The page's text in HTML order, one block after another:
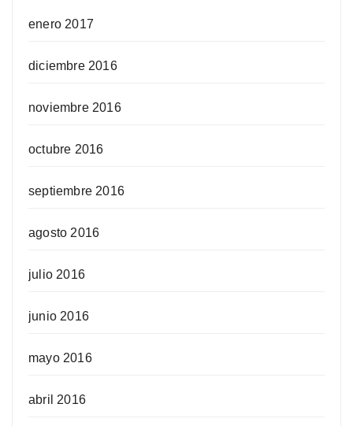
enero 2017
diciembre 2016
noviembre 2016
octubre 2016
septiembre 2016
agosto 2016
julio 2016
junio 2016
mayo 2016
abril 2016